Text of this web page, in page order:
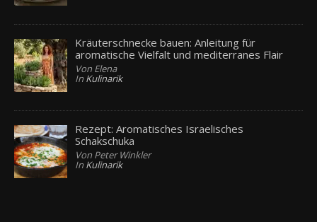
Kräuterschnecke bauen: Anleitung für
aromatische Vielfalt und mediterranes Flair
Von Elena
In Kulinarik
Rezept: Aromatisches Israelisches
Schakschuka
Von Peter Winkler
In Kulinarik